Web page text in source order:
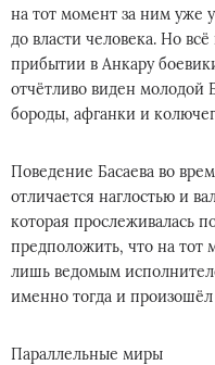
на тот момент за ним уже
до власти человека. Но
прибытии в Анкару
отчётливо виден молодой
бороды, афганки и
Поведение Басаева во
отличается наглостью и
которая прослеживалась
предположить, что на тот
лишь ведомым
именно тогда и
Параллельные миры